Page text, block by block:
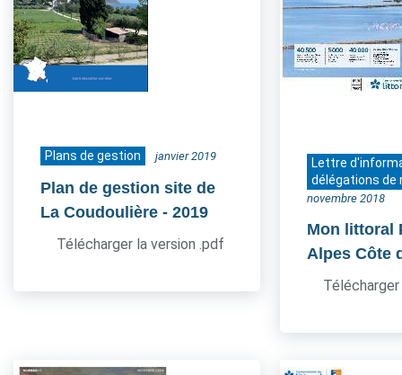
Plans de gestion janvier 2019
Plan de gestion site de
La Coudoulière - 2019
Télécharger la version .pdf
Lettre
délégations de
novembre 2018
Mon littoral
Alpes Côte